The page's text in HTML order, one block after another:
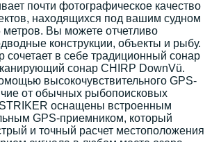
почти фотографическое качество
находящихся под вашим судном
метров. Вы можете отчетливо
конструкции, объекты и рыбу.
сочетает в себе традиционный сонар
сонар CHIRP DownVü.
высокочувствительного GPS-
от обычных рыбопоисковых
оснащены встроенным
GPS-приемником, который
и точный расчет местоположения